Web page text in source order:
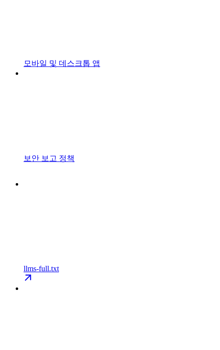
모바일 및 데스크톱 앱
보안 보고 정책
llms-full.txt